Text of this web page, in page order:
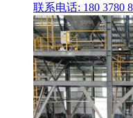
联系电话: 180 3780